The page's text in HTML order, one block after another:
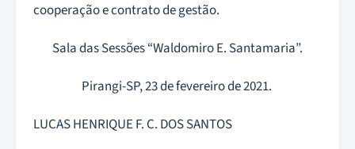
cooperação e contrato de gestão.
Sala das Sessões “Waldomiro E. Santamaria”.
Pirangi-SP, 23 de fevereiro de 2021.
LUCAS HENRIQUE F. C. DOS SANTOS